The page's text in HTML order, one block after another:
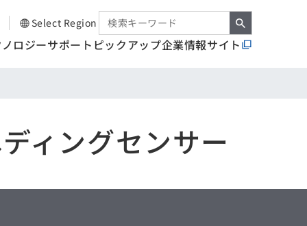
Select Region
ロジーサポート ピックアップ企業情報サイト
ィングセンサー